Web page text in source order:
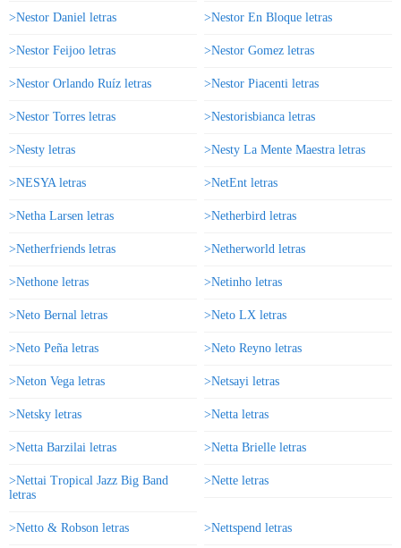
>Nestor Daniel letras >Nestor En Bloque letras
>Nestor Feijoo letras >Nestor Gomez letras
>Nestor Orlando Ruíz letras >Nestor Piacenti letras
>Nestor Torres letras >Nestorisbianca letras
>Nesty letras >Nesty La Mente Maestra letras
>NESYA letras >NetEnt letras
>Netha Larsen letras >Netherbird letras
>Netherfriends letras >Netherworld letras
>Nethone letras >Netinho letras
>Neto Bernal letras >Neto LX letras
>Neto Peña letras >Neto Reyno letras
>Neton Vega letras >Netsayi letras
>Netsky letras >Netta letras
>Netta Barzilai letras >Netta Brielle letras
>Nettai Tropical Jazz Big Band
letras
>Nette letras
>Netto & Robson letras >Nettspend letras